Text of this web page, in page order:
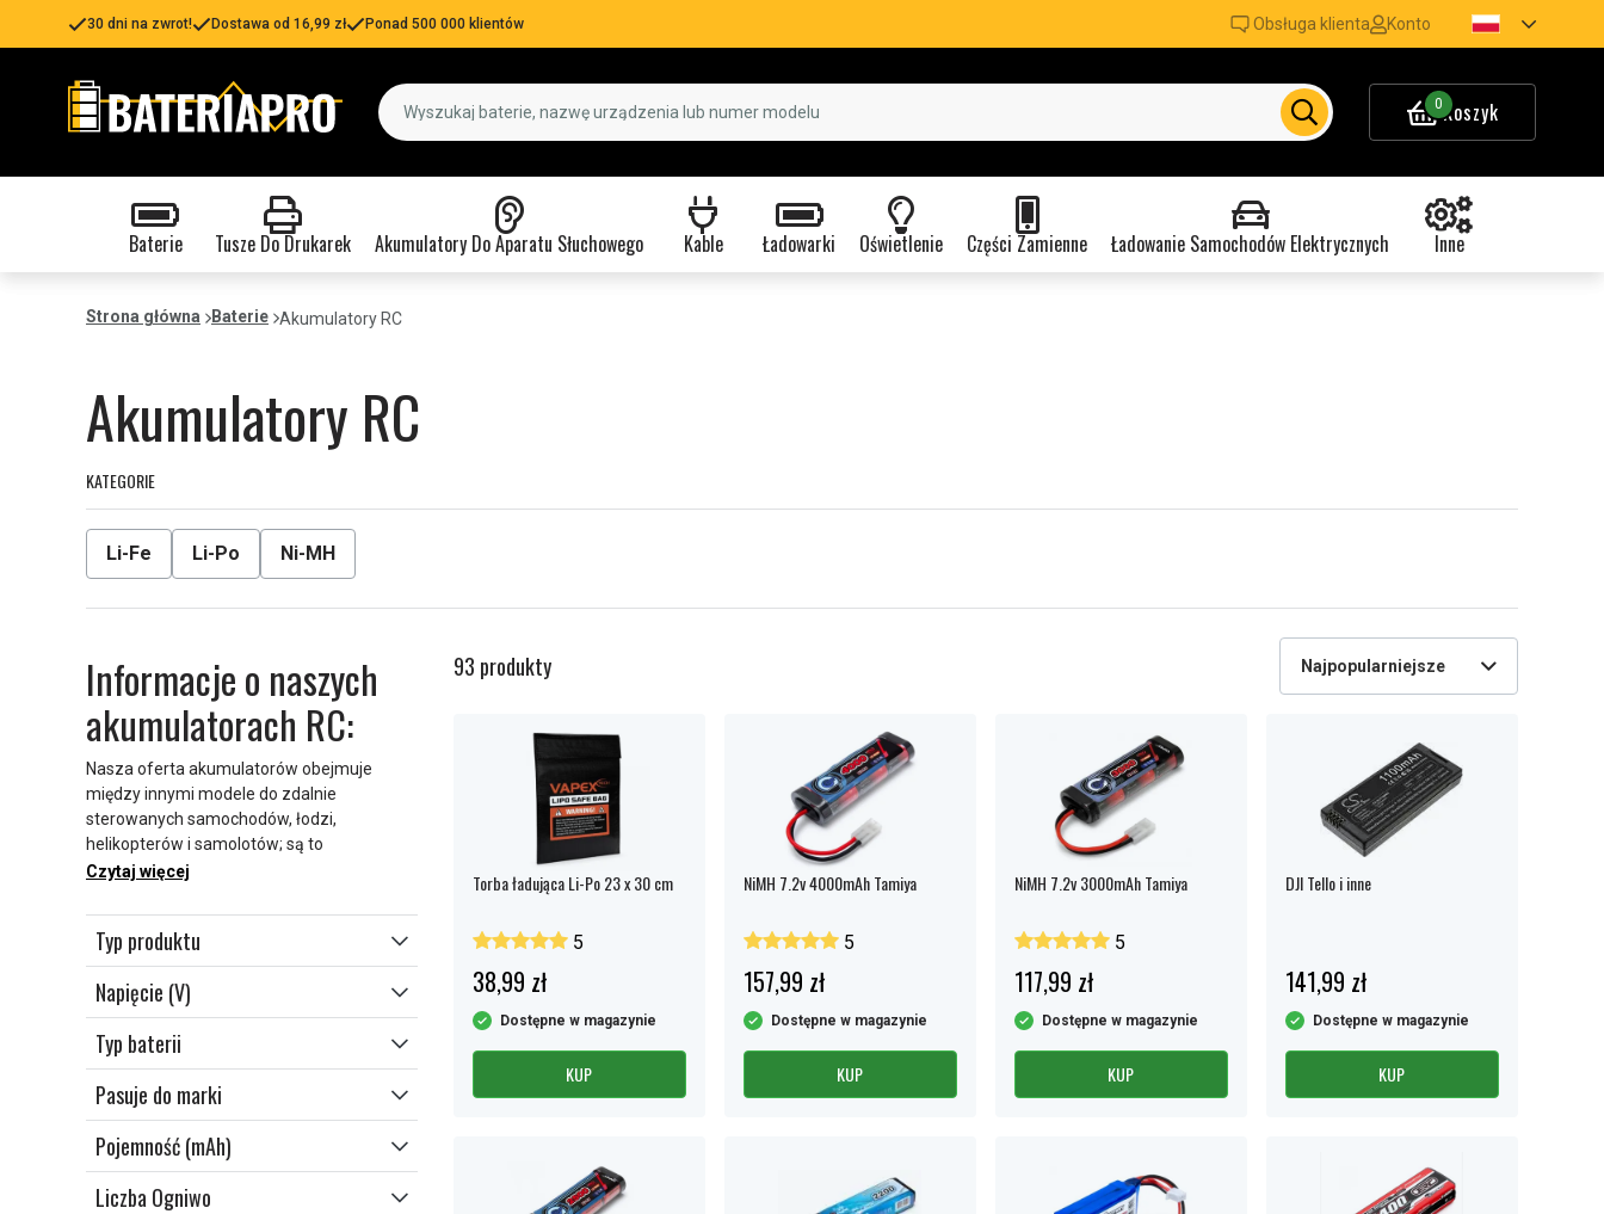
30 dni na zwrot! Dostawa od 16,99 zł Ponad 500 000 klientów Obsługa klienta Konto
0Koszyk
Baterie Tusze Do Drukarek Akumulatory Do Aparatu Słuchowego Kable Ładowarki Oświetlenie Części Zamienne Ładowanie Samochodów Elektrycznych Inne
Strona główna Baterie Akumulatory RC
Akumulatory RC
KATEGORIE
Li-Fe Li-Po Ni-MH
Informacje o naszych
akumulatorach RC:
Nasza oferta akumulatorów obejmuje
między innymi modele do zdalnie
sterowanych samochodów, łodzi,
helikopterów i samolotów; są to
akumulatory typu Li-Po (litowo‑polimerowe)
Czytaj więcej
Typ produktu
Napięcie (V)
Typ baterii
Pasuje do marki
Pojemność (mAh)
Liczba Ogniwo
93 produkty Najpopularniejsze
Torba ładująca Li-Po 23 x 30 cm
5
38,99 zł
Dostępne w magazynie
KUP
NiMH 7.2v 4000mAh Tamiya
5
157,99 zł
Dostępne w magazynie
KUP
NiMH 7.2v 3000mAh Tamiya
5
117,99 zł
Dostępne w magazynie
KUP
DJI Tello i inne
141,99 zł
Dostępne w magazynie
KUP